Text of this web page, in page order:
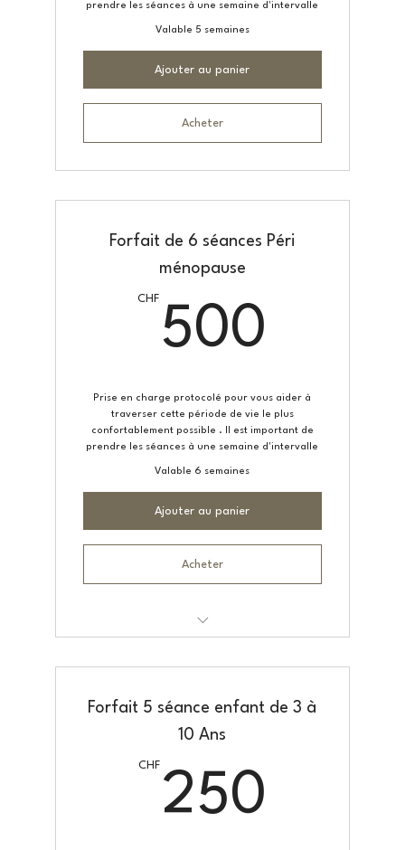
prendre les séances à une semaine d'intervalle
Valable 5 semaines
Ajouter au panier
Acheter
Forfait de 6 séances Péri
ménopause
CHF
500
Prise en charge protocolé pour vous aider à
traverser cette période de vie le plus
confortablement possible . Il est important de
prendre les séances à une semaine d'intervalle
Valable 6 semaines
Ajouter au panier
Acheter
Forfait 5 séance enfant de 3 à
10 Ans
CHF
250